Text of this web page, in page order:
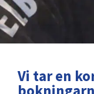
Vi tar en